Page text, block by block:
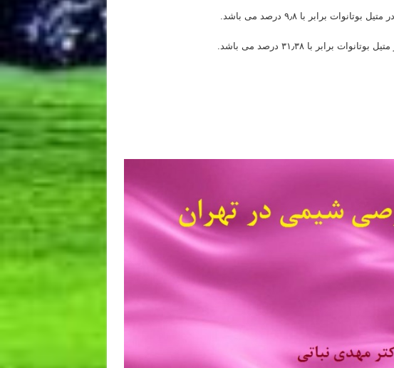
برابر با ۹٫۸ درصد می باشد.
با ۳۱٫۳۸ درصد می باشد.